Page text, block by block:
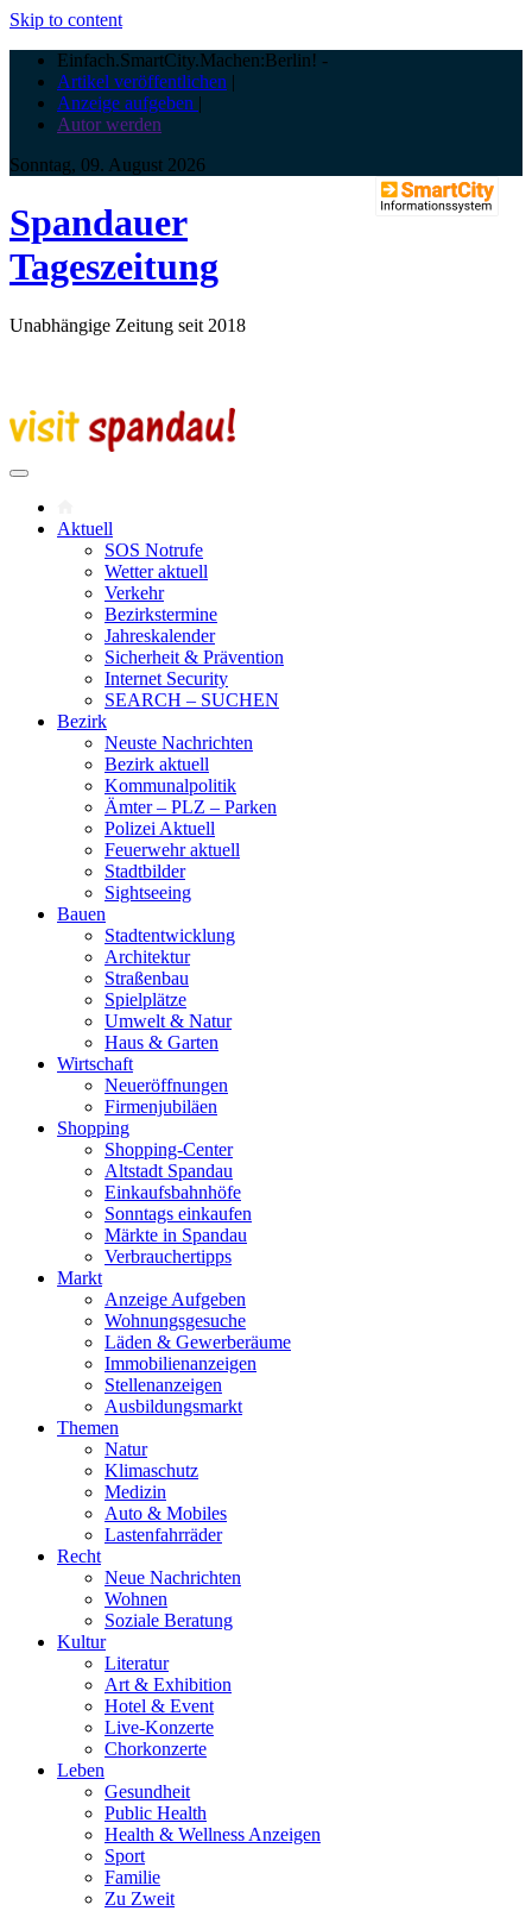
Skip to content
Einfach.SmartCity.Machen:Berlin! -
Artikel veröffentlichen |
Anzeige aufgeben |
Autor werden
Sonntag, 09. August 2026
Spandauer
Tageszeitung
Unabhängige Zeitung seit 2018
Aktuell
SOS Notrufe
Wetter aktuell
Verkehr
Bezirkstermine
Jahreskalender
Sicherheit & Prävention
Internet Security
SEARCH – SUCHEN
Bezirk
Neuste Nachrichten
Bezirk aktuell
Kommunalpolitik
Ämter – PLZ – Parken
Polizei Aktuell
Feuerwehr aktuell
Stadtbilder
Sightseeing
Bauen
Stadtentwicklung
Architektur
Straßenbau
Spielplätze
Umwelt & Natur
Haus & Garten
Wirtschaft
Neueröffnungen
Firmenjubiläen
Shopping
Shopping-Center
Altstadt Spandau
Einkaufsbahnhöfe
Sonntags einkaufen
Märkte in Spandau
Verbrauchertipps
Markt
Anzeige Aufgeben
Wohnungsgesuche
Läden & Gewerberäume
Immobilienanzeigen
Stellenanzeigen
Ausbildungsmarkt
Themen
Natur
Klimaschutz
Medizin
Auto & Mobiles
Lastenfahrräder
Recht
Neue Nachrichten
Wohnen
Soziale Beratung
Kultur
Literatur
Art & Exhibition
Hotel & Event
Live-Konzerte
Chorkonzerte
Leben
Gesundheit
Public Health
Health & Wellness Anzeigen
Sport
Familie
Zu Zweit